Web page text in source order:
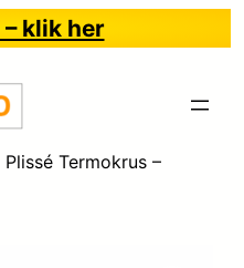
– klik her
Termokrus –